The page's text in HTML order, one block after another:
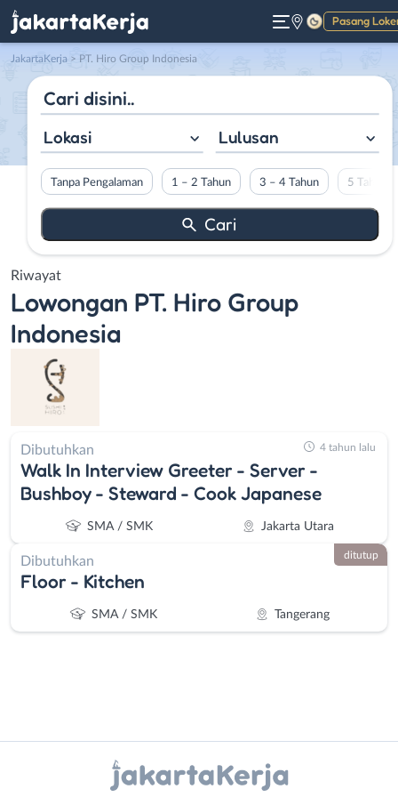
Pasang
Gelap
JakartaKerja > PT. Hiro Group Indonesia
Lokasi Lulusan
Tanpa Pengalaman 1 – 2 Tahun 3 – 4 Tahun 5 Tahun
Riwayat
Lowongan PT. Hiro Group
Indonesia
Dibutuhkan
Walk In Interview Greeter - Server -
Bushboy - Steward - Cook Japanese
SMA / SMK Jakarta Utara
4 tahun lalu
Dibutuhkan
Floor - Kitchen
SMA / SMK Tangerang
ditutup
Ahli
(Remote
X - Twitter Telegram
Kanal Lainnya..